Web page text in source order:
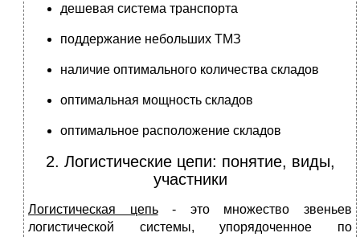
дешевая система транспорта
поддержание небольших ТМЗ
наличие оптимального количества складов
оптимальная мощность складов
оптимальное расположение складов
2. Логистические цепи: понятие, виды,
участники
Логистическая цепь- это множество звеньев
логистической системы, упорядоченное по